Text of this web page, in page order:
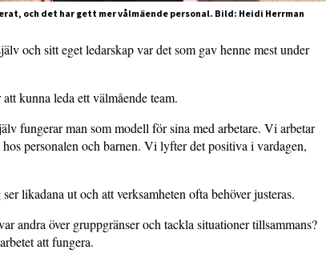
och det har gett mer vålmäende personal. Bild: Heidi Herrman
och sitt eget ledarskap var det som gav henne mest under
kunna leda ett välmående team.
fungerar man som modell för sina med arbetare. Vi arbetar
personalen och barnen. Vi lyfter det positiva i vardagen,
likadana ut och att verksamheten ofta behöver justeras.
andra över gruppgränser och tackla situationer tillsammans?
att fungera.